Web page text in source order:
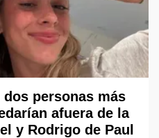
personas más
afuera de la
y Rodrigo de Paul